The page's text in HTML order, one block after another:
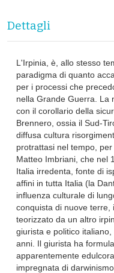
Dettagli
L'Irpinia, è, allo stesso
paradigma di quanto
per i processi che
nella Grande Guerra. La
con il corollario della
Brennero, ossia il Sud-
diffusa cultura
protrattasi nel tempo,
Matteo Imbriani, che nel
Italia irredenta, fonte di
affini in tutta Italia (la
influenza culturale di
conquista di nuove terre,
teorizzato da un altro
giurista e politico
anni. Il giurista ha
apparentemente
impregnata di